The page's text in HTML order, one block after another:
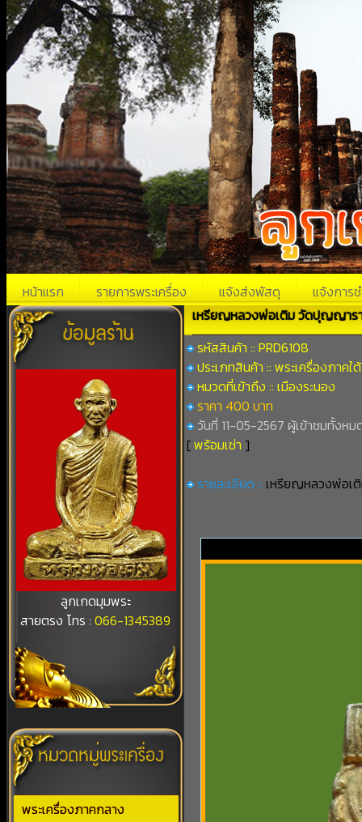
หน้าแรก รายการพระเครื่อง แจ้งส่งพัสดุ แจ้งการช
ลูกเกดมุมพระ
สายตรง โทร :066-1345389
พระเครื่องภาคกลาง
เหรียญหลวงพ่อเติม วัดปุญญารา
รหัสสินค้า :: PRD6108
ประเภทสินค้า :: พระเครื่องภาคใต้
หมวดที่เข้าถึง :: เมืองระนอง
ราคา 400 บาท
วันที่ 11-05-2567 ผู้เข้าชมทั้งห
[พร้อมเช่า ]
รายละเอียด :: เหรียญหลวงพ่อเ